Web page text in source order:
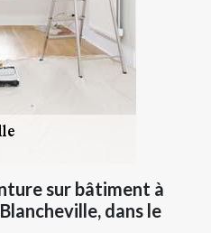
sur bâtiment à
dans le